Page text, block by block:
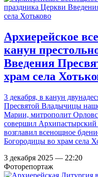
Архиерейское
канун
Введения
храм села
3 декабря, в канун
Пресвятой Владычицы
Марии, митрополит
совершил
возглавил всенощное
Богородицы во храм села
3 декабря 2025 — 22:20
Фоторепортаж